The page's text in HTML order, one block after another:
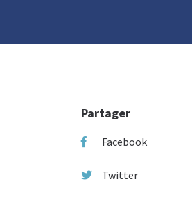
Partager
Facebook
Twitter